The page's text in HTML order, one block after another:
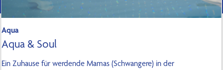
Aqua
Aqua & Soul
Ein Zuhause für werdende Mamas (Schwangere) in der